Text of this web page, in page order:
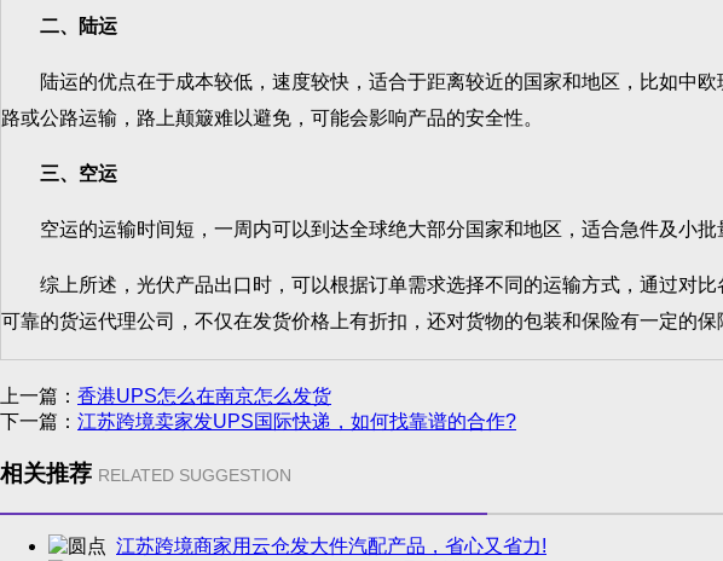
二、陆运
陆运的优点在于成本较低，速度较快，适合于距离较近的国家和地区，比如中欧
路或公路运输，路上颠簸难以避免，可能会影响产品的安全性。
三、空运
空运的运输时间短，一周内可以到达全球绝大部分国家和地区，适合急件及小批
综上所述，光伏产品出口时，可以根据订单需求选择不同的运输方式，通过对比
可靠的货运代理公司，不仅在发货价格上有折扣，还对货物的包装和保险有一定的保
上一篇： 香港UPS怎么在南京怎么发货
下一篇： 江苏跨境卖家发UPS国际快递，如何找靠谱的合作?
相关推荐 RELATED SUGGESTION
江苏跨境商家用云仓发大件汽配产品，省心又省力!